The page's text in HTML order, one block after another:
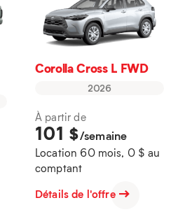
Corolla Cross L FWD
2026
À partir de
101 $/semaine
Location 60 mois, 0 $ au
comptant
Détails de l'offre